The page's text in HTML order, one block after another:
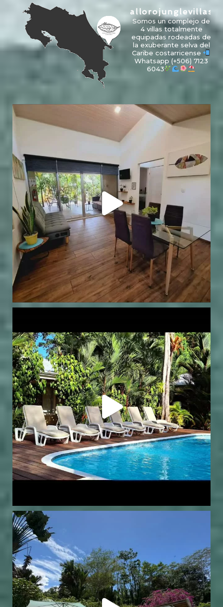
allorojunglevillas
Somos un complejo de
4 villas totalmente
equipadas rodeadas de
la exuberante selva del
Caribe costarricense
Whatsapp(+506) 7123
6043